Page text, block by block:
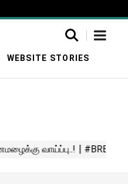
WEBSITE STORIES